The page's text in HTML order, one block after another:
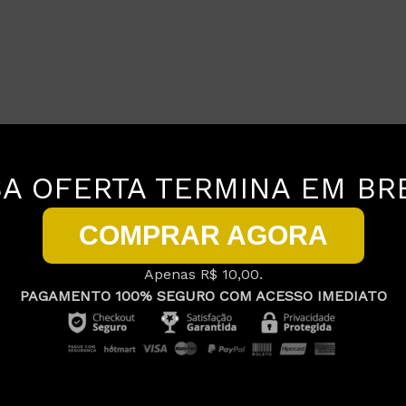
OFERTA TERMINA EM
COMPRAR AGORA
Apenas R$ 10,00.
PAGAMENTO 100% SEGURO COM ACESSO IMEDIATO